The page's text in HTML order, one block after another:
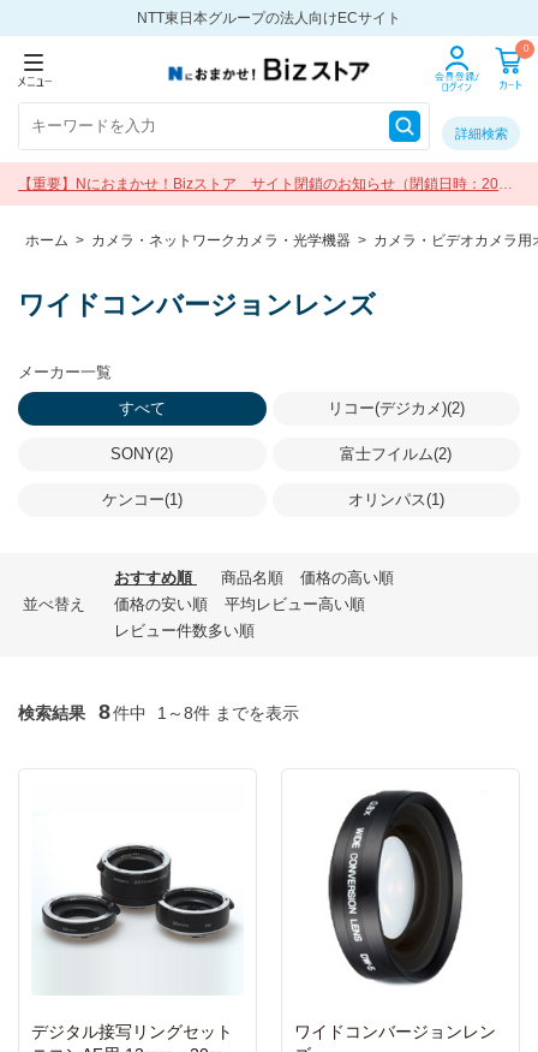
NTT東日本グループの法人向けECサイト
0
詳細検索
【重要】Nにおまかせ！Bizストア サイト閉鎖のお知らせ（閉鎖日時：2026
年9月30日 17:00）
ホーム > カメラ・ネットワークカメラ・光学機器 > カメラ・ビデオカメラ用
ワイドコンバージョンレンズ
メーカー一覧
すべて
リコー(デジカメ)(2)
SONY(2) 富士フイルム(2)
ケンコー(1) オリンパス(1)
並べ替え
おすすめ順 商品名順
価格の高い順
価格の安い順
平均レビュー高い順
レビュー件数多い順
検索結果 8件中 1～8件 までを表示
デジタル接写リングセット
ワイドコンバージョンレン